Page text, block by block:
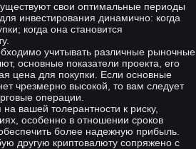
свои оптимальные периоды
инвестирования динамично: когда
когда она становится
учитывать различные рыночные
основные показатели проекта, его
цена для покупки. Если основные
чрезмерно высокой, то вам следует
операции.
вашей толерантности к риску,
особенно в отношении сроков
более надежную прибыль.
другую криптовалюту сопряжено с